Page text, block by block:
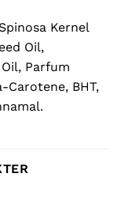
Kernel
Oil,
Parfum
Carotene, BHT,